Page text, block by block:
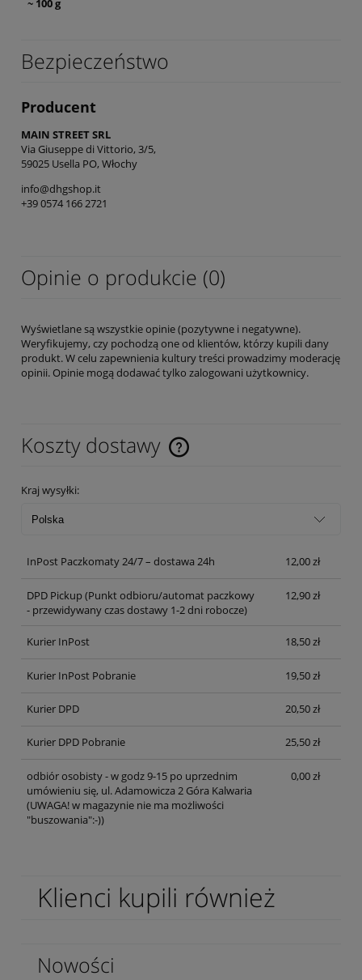
~ 100 g
Bezpieczeństwo
Producent
MAIN STREET SRL
Via Giuseppe di Vittorio, 3/5,
59025 Usella PO, Włochy
info@dhgshop.it
+39 0574 166 2721
Opinie o produkcie (0)
Wyświetlane są wszystkie opinie (pozytywne i negatywne).
Weryfikujemy, czy pochodzą one od klientów, którzy kupili dany
produkt. W celu zapewnienia kultury treści prowadzimy moderację
opinii. Opinie mogą dodawać tylko zalogowani użytkownicy.
Koszty dostawy
Cena nie zawiera ewentualnych kosztów płatności
Kraj wysyłki:
InPost Paczkomaty 24/7 – dostawa 24h 12,00 zł
DPD Pickup(Punkt odbioru/automat paczkowy
- przewidywany czas dostawy 1-2 dni robocze)
12,90 zł
Kurier InPost 18,50 zł
Kurier InPost Pobranie 19,50 zł
Kurier DPD 20,50 zł
Kurier DPD Pobranie 25,50 zł
odbiór osobisty - w godz 9-15 po uprzednim
umówieniu się, ul. Adamowicza 2 Góra Kalwaria
(UWAGA! w magazynie nie ma możliwości
"buszowania":-))
0,00 zł
Klienci kupili również
Nowości